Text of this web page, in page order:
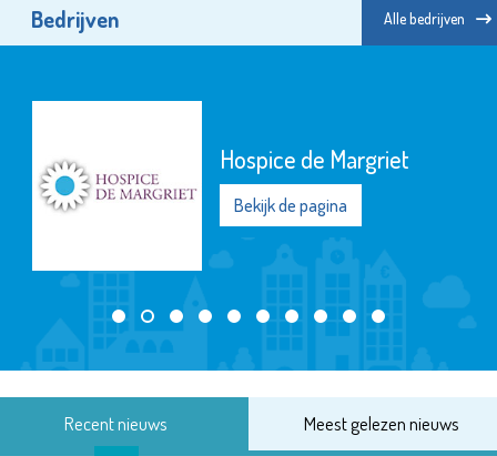
Bedrijven Alle bedrijven
Hospice de Margriet
Bekijk de pagina
Recent nieuws Meest gelezen nieuws